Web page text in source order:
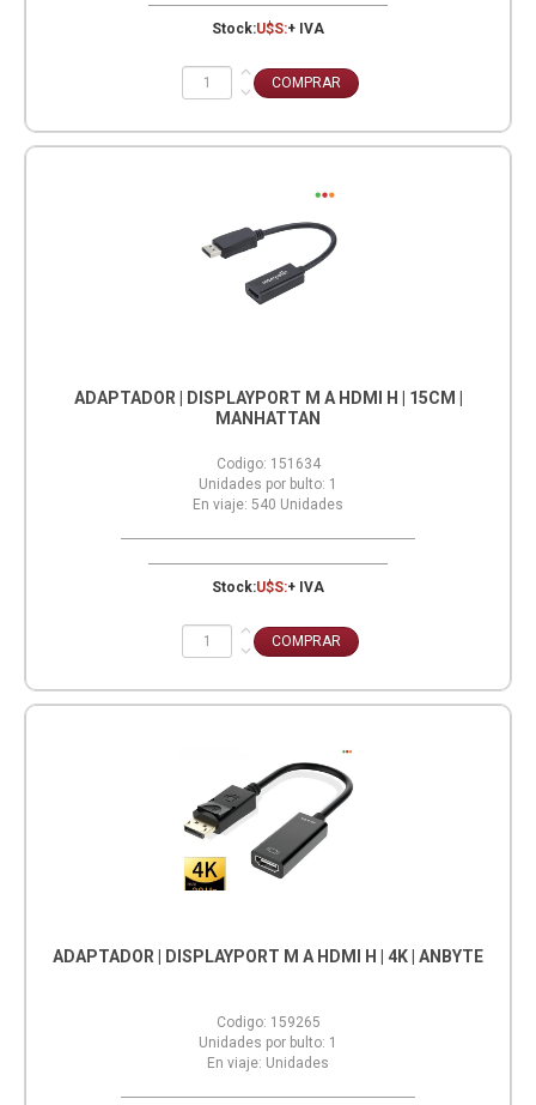
Stock:U$S:+ IVA
ADAPTADOR | DISPLAYPORT M A HDMI H | 15CM |
MANHATTAN
Codigo: 151634
Unidades por bulto: 1
En viaje: 540 Unidades
Stock:U$S:+ IVA
ADAPTADOR | DISPLAYPORT M A HDMI H | 4K | ANBYTE
Codigo: 159265
Unidades por bulto: 1
En viaje: Unidades